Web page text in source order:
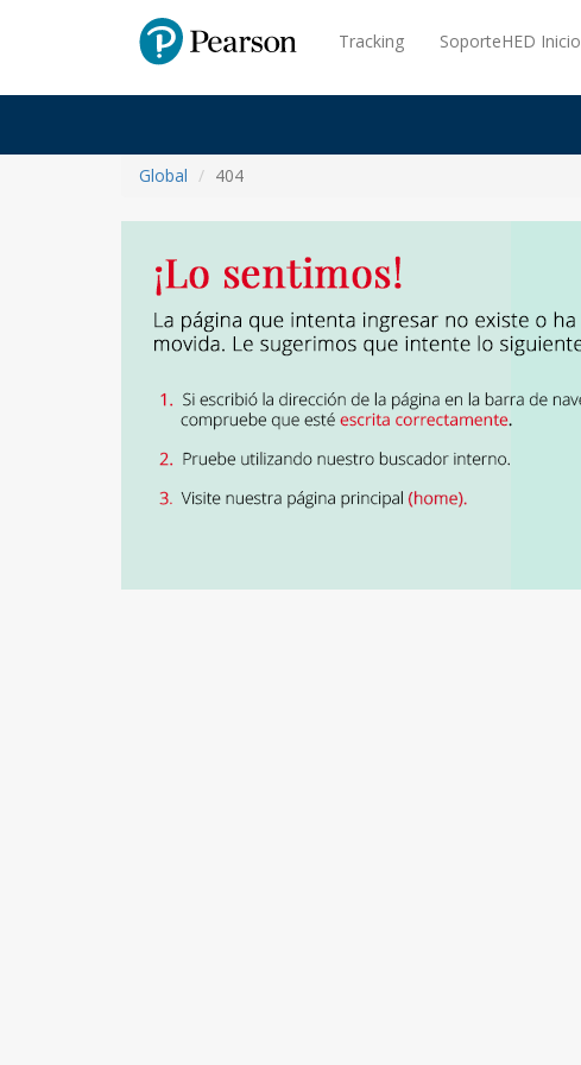
Pearson
Tracking SoporteHED Inicio
Global 404